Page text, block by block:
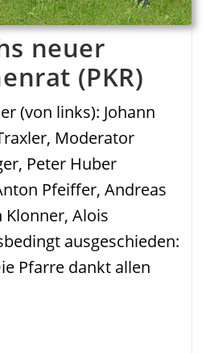
(PKR)
(von links): Johann
Moderator
Peter Huber
Pfeiffer, Andreas
Klonner, Alois
ausgeschieden:
Pfarre dankt allen